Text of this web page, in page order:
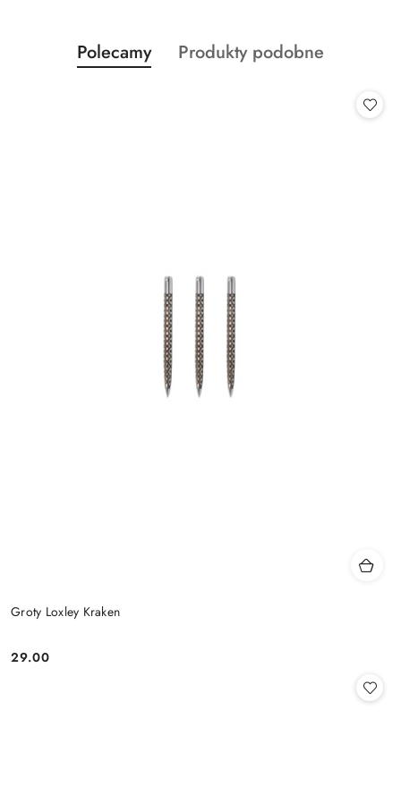
Pomiń karuzelę produktów
Produkty
o
Polecamy
Produkty
Produkty podobne
Groty Loxley Kraken
Cena:
29.00